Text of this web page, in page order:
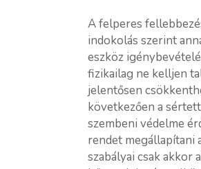
A felperes
indokolás szerint
eszköz
fizikailag ne kelljen
jelentősen
következően a
szembeni védelme
rendet megállapítani
szabályai csak akkor